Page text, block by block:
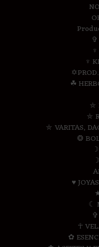
✞
♆
☘
⛤
⛤
⛤ VARITAS,
❂
♥
☾
☥
✿